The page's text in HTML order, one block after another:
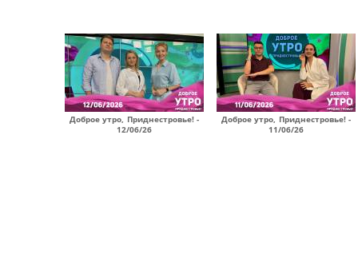
Доброе утро, Приднестровье! -
12/06/26
Доброе утро, Приднестровье! -
11/06/26